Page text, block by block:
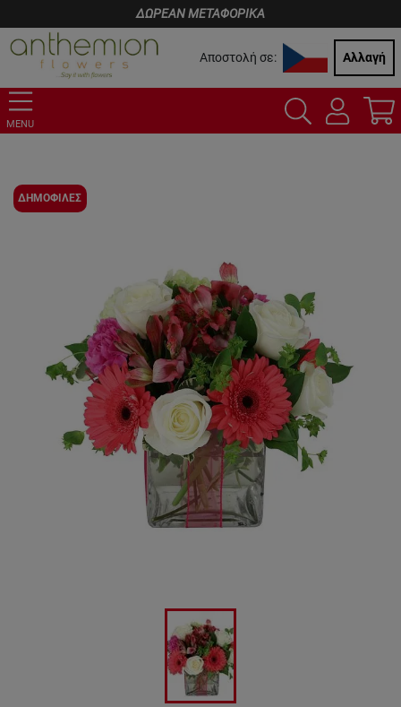
ΔΩΡΕΑΝ ΜΕΤΑΦΟΡΙΚΑ
Αποστολή σε: Αλλαγή
MENU
ΔΗΜΟΦΙΛΕΣ